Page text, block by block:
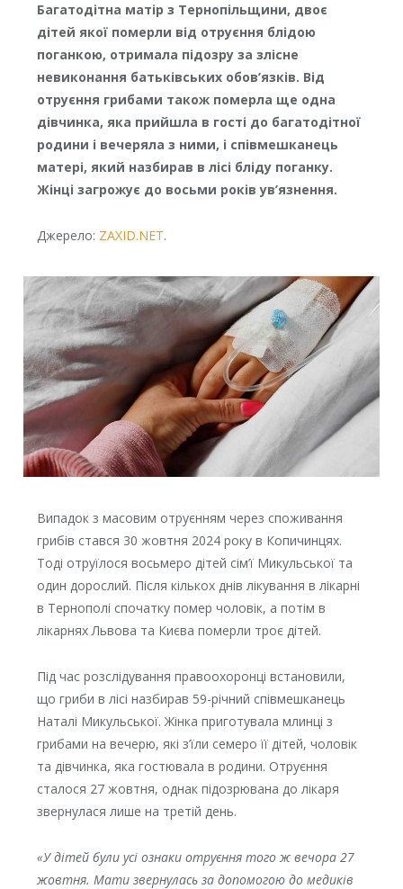
Багатодітна матір з Тернопільщини, двоє
дітей якої померли від отруєння блідою
поганкою, отримала підозру за злісне
невиконання батьківських обов’язків. Від
отруєння грибами також померла ще одна
дівчинка, яка прийшла в гості до багатодітної
родини і вечеряла з ними, і співмешканець
матері, який назбирав в лісі бліду поганку.
Жінці загрожує до восьми років ув’язнення.
Джерело: ZAXID.NET.
Випадок з масовим отруєнням через споживання
грибів стався 30 жовтня 2024 року в Копичинцях.
Тоді отруїлося восьмеро дітей сім’ї Микульської та
один дорослий. Після кількох днів лікування в лікарні
в Тернополі спочатку помер чоловік, а потім в
лікарнях Львова та Києва померли троє дітей.
Під час розслідування правоохоронці встановили,
що гриби в лісі назбирав 59-річний співмешканець
Наталі Микульської. Жінка приготувала млинці з
грибами на вечерю, які з’їли семеро її дітей, чоловік
та дівчинка, яка гостювала в родини. Отруєння
сталося 27 жовтня, однак підозрювана до лікаря
звернулася лише на третій день.
«У дітей були усі ознаки отруєння того ж вечора 27
жовтня. Мати звернулась за допомогою до медиків